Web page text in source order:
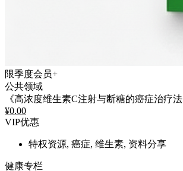
限季度会员+
公共领域
《高浓度维生素C注射与断糖的癌症治疗法
¥0.00
VIP优惠
特权资源, 癌症, 维生素, 资料分享
健康专栏